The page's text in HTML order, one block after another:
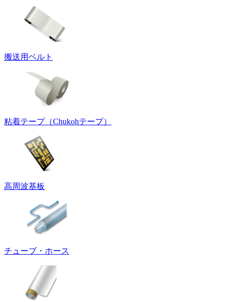
搬送用ベルト
粘着テープ（Chukohテープ）
高周波基板
チューブ・ホース